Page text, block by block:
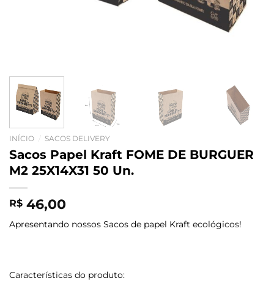
INÍCIO SACOS DELIVERY
Sacos Papel Kraft FOME DE BURGUER
M2 25X14X31 50 Un.
R$ 46,00
Apresentando nossos Sacos de papel Kraft ecológicos!
Características do produto: